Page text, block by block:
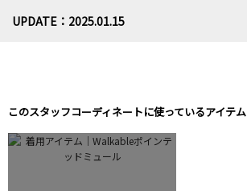
UPDATE：2025.01.15
このスタッフコーディネートに使っているアイテム